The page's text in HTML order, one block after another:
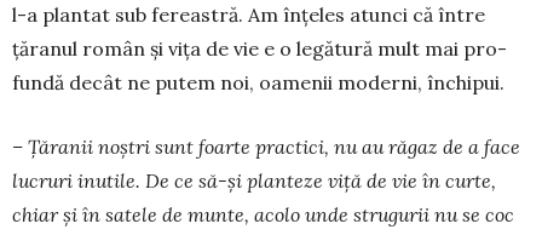
l-a plan­tat sub fe­reastră. Am înțeles atunci că între
țăranul român și vița de vie e o legătură mult mai pro­
fundă decât ne putem noi, oa­menii moderni, închi­pui.
– Țăranii noștri sunt foar­te practici, nu au răgaz de a face
lucruri inutile. De ce să-și planteze viță de vie în curte,
chiar și în satele de munte, acolo unde strugurii nu se coc